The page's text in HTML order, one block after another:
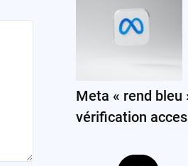
Meta « rend bleu
vérification